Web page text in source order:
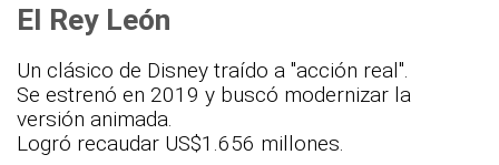
El Rey León
Un clásico de Disney traído a "acción real".
Se estrenó en 2019 y buscó modernizar la
versión animada.
Logró recaudar US$1.656 millones.